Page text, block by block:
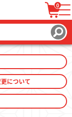
0
ートを見る
について